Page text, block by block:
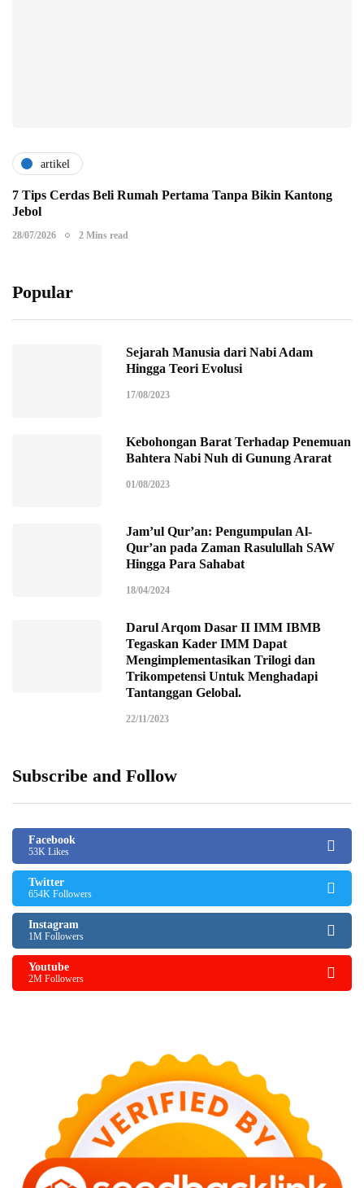
artikel
7 Tips Cerdas Beli Rumah Pertama Tanpa Bikin Kantong
Jebol
28/07/2026 2 Mins read
Popular
Sejarah Manusia dari Nabi Adam
Hingga Teori Evolusi
17/08/2023
Kebohongan Barat Terhadap Penemuan
Bahtera Nabi Nuh di Gunung Ararat
01/08/2023
Jam’ul Qur’an: Pengumpulan Al-
Qur’an pada Zaman Rasulullah SAW
Hingga Para Sahabat
18/04/2024
Darul Arqom Dasar II IMM IBMB
Tegaskan Kader IMM Dapat
Mengimplementasikan Trilogi dan
Trikompetensi Untuk Menghadapi
Tantanggan Gelobal.
22/11/2023
Subscribe and Follow
Facebook
53K Likes
Twitter
654K Followers
Instagram
1M Followers
Youtube
2M Followers